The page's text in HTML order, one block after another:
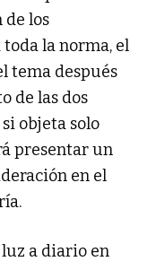
de los
la norma, el
tema después
de las dos
objeta solo
presentar un
en el
luz a diario en